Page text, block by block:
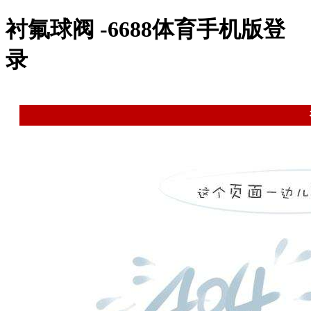
衬氟球阀 -6688体育手机版登
录